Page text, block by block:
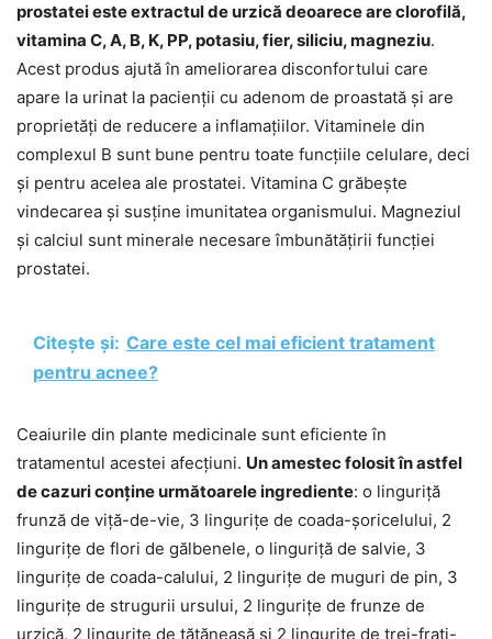
prostatei este extractul de urzică deoarece are clorofilă,
vitamina C, A, B, K, PP, potasiu, fier, siliciu, magneziu.
Acest produs ajută în ameliorarea disconfortului care
apare la urinat la pacienții cu adenom de proastată și are
proprietăți de reducere a inflamațiilor. Vitaminele din
complexul B sunt bune pentru toate funcțiile celulare, deci
și pentru acelea ale prostatei. Vitamina C grăbește
vindecarea și susține imunitatea organismului. Magneziul
și calciul sunt minerale necesare îmbunătățirii funcției
prostatei.
Citește și: Care este cel mai eficient tratament
pentru acnee?
Ceaiurile din plante medicinale sunt eficiente în
tratamentul acestei afecțiuni. Un amestec folosit în astfel
de cazuri conține următoarele ingrediente: o linguriță
frunză de viță-de-vie, 3 lingurițe de coada-șoricelului, 2
lingurițe de flori de gălbenele, o linguriță de salvie, 3
lingurițe de coada-calului, 2 lingurițe de muguri de pin, 3
lingurițe de strugurii ursului, 2 lingurițe de frunze de
urzică, 2 lingurițe de tătăneasă și 2 lingurițe de trei-frați-